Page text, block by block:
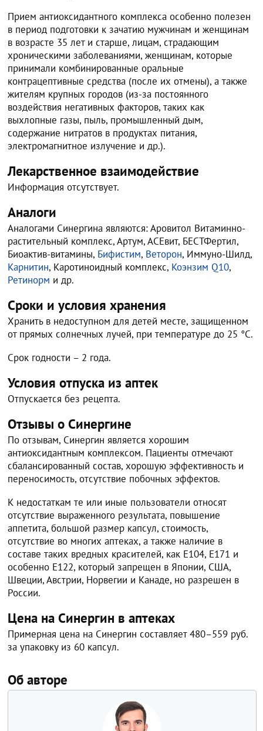
Прием антиоксидантного комплекса особенно полезен
в период подготовки к зачатию мужчинам и женщинам
в возрасте 35 лет и старше, лицам, страдающим
хроническими заболеваниями, женщинам, которые
принимали комбинированные оральные
контрацептивные средства (после их отмены), а также
жителям крупных городов (из-за постоянного
воздействия негативных факторов, таких как
выхлопные газы, пыль, промышленный дым,
содержание нитратов в продуктах питания,
электромагнитное излучение и др.).
Лекарственное взаимодействие
Информация отсутствует.
Аналоги
Аналогами Синергина являются: Аровитол Витаминно-
растительный комплекс, Артум, АСЕвит, БЕСТФертил,
Биоактив-витамины, Бифистим, Веторон, Иммуно-Шилд,
Карнитин, Каротиноидный комплекс, Коэнзим Q10,
Ретинорм и др.
Сроки и условия хранения
Хранить в недоступном для детей месте, защищенном
от прямых солнечных лучей, при температуре до 25 °C.
Срок годности – 2 года.
Условия отпуска из аптек
Отпускается без рецепта.
Отзывы о Синергине
По отзывам, Синергин является хорошим
антиоксидантным комплексом. Пациенты отмечают
сбалансированный состав, хорошую эффективность и
переносимость, отсутствие побочных эффектов.
К недостаткам те или иные пользователи относят
отсутствие выраженного результата, повышение
аппетита, большой размер капсул, стоимость,
отсутствие во многих аптеках, а также наличие в
составе таких вредных красителей, как Е104, Е171 и
особенно Е122, который запрещен в Японии, США,
Швеции, Австрии, Норвегии и Канаде, но разрешен в
России.
Цена на Синергин в аптеках
Примерная цена на Синергин составляет 480–559 руб.
за упаковку из 60 капсул.
Об авторе